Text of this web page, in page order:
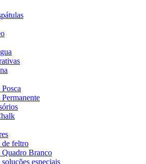
de feltro
Quadro Branco
especiais